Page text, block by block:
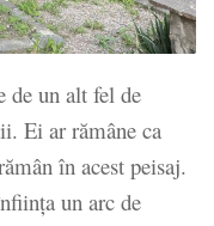
de un alt fel de
Ei ar rămâne ca
în acest peisaj.
un arc de